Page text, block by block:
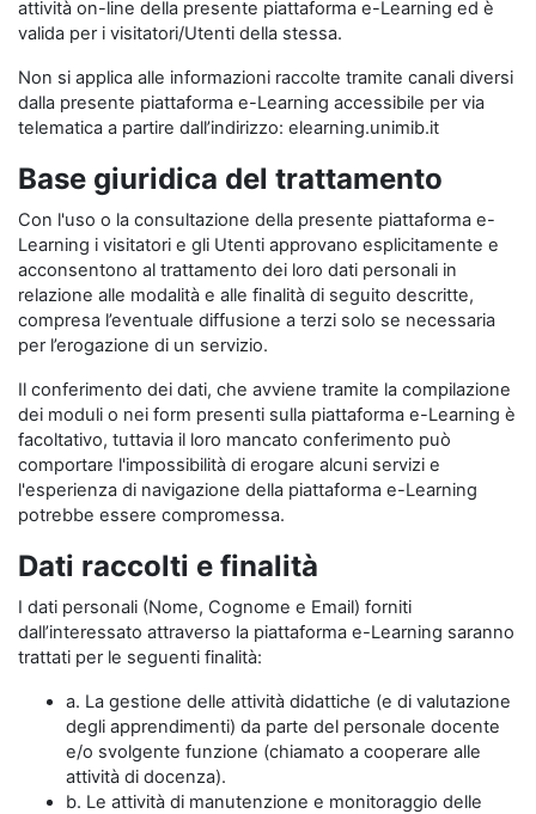
attività on-line della presente piattaforma e-Learning ed è
valida per i visitatori/Utenti della stessa.
Non si applica alle informazioni raccolte tramite canali diversi
dalla presente piattaforma e-Learning accessibile per via
telematica a partire dall’indirizzo: elearning.unimib.it
Base giuridica del trattamento
Con l'uso o la consultazione della presente piattaforma e-
Learning i visitatori e gli Utenti approvano esplicitamente e
acconsentono al trattamento dei loro dati personali in
relazione alle modalità e alle finalità di seguito descritte,
compresa l’eventuale diffusione a terzi solo se necessaria
per l’erogazione di un servizio.
Il conferimento dei dati, che avviene tramite la compilazione
dei moduli o nei form presenti sulla piattaforma e-Learning è
facoltativo, tuttavia il loro mancato conferimento può
comportare l'impossibilità di erogare alcuni servizi e
l'esperienza di navigazione della piattaforma e-Learning
potrebbe essere compromessa.
Dati raccolti e finalità
I dati personali (Nome, Cognome e Email) forniti
dall’interessato attraverso la piattaforma e-Learning saranno
trattati per le seguenti finalità:
a. La gestione delle attività didattiche (e di valutazione
degli apprendimenti) da parte del personale docente
e/o svolgente funzione (chiamato a cooperare alle
attività di docenza).
b. Le attività di manutenzione e monitoraggio delle